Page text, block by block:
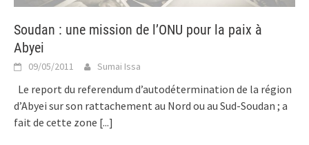
Soudan : une mission de l’ONU pour la paix à
Abyei
09/05/2011 Sumai Issa
Le report du referendum d’autodétermination de la région
d’Abyei sur son rattachement au Nord ou au Sud-Soudan ; a
fait de cette zone [...]